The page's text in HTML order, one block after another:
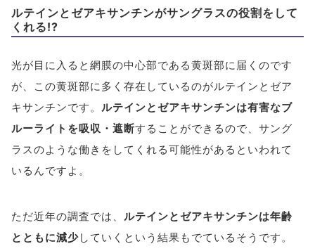
ルテインとゼアキサンチンがサングラスの役割をして
くれる!?
光が目に入ると網膜の中心部である黄斑部に届くのです
が、この黄斑部に多く存在しているのがルテインとゼア
キサンチンです。ルテインとゼアキサンチンは有害なブ
ルーライトを吸収・遮断することができるので、サング
ラスのような働きをしてくれる可能性があるといわれて
いるんですよ。
ただ近年の調査では、ルテインとゼアキサンチンは年齢
とともに減少していくという結果もでているそうです。